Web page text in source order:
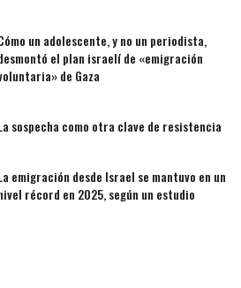
un adolescente, y no un periodista,
el plan israelí de «emigración
de Gaza
sospecha como otra clave de resistencia
emigración desde Israel se mantuvo en un
récord en 2025, según un estudio